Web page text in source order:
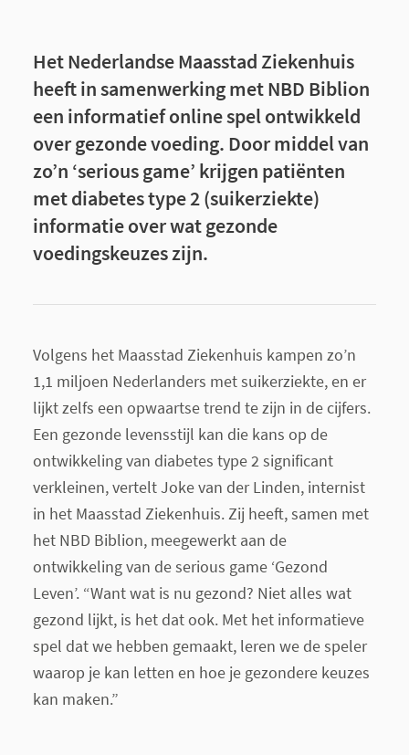
Het Nederlandse Maasstad Ziekenhuis
heeft in samenwerking met NBD Biblion
een informatief online spel ontwikkeld
over gezonde voeding. Door middel van
zo’n ‘serious game’ krijgen patiënten
met diabetes type 2 (suikerziekte)
informatie over wat gezonde
voedingskeuzes zijn.
Volgens het Maasstad Ziekenhuis kampen zo’n
1,1 miljoen Nederlanders met suikerziekte, en er
lijkt zelfs een opwaartse trend te zijn in de cijfers.
Een gezonde levensstijl kan die kans op de
ontwikkeling van diabetes type 2 significant
verkleinen, vertelt Joke van der Linden, internist
in het Maasstad Ziekenhuis. Zij heeft, samen met
het NBD Biblion, meegewerkt aan de
ontwikkeling van de serious game ‘Gezond
Leven’. “Want wat is nu gezond? Niet alles wat
gezond lijkt, is het dat ook. Met het informatieve
spel dat we hebben gemaakt, leren we de speler
waarop je kan letten en hoe je gezondere keuzes
kan maken.”